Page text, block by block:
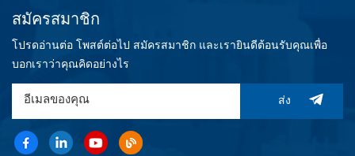
สมัครสมาชิก
โปรดอ่านต่อ โพสต์ต่อไป สมัครสมาชิก และเรายินดีต้อนรับคุณเพื่อ
บอกเราว่าคุณคิดอย่างไร
ส่ง